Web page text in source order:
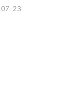
07-23